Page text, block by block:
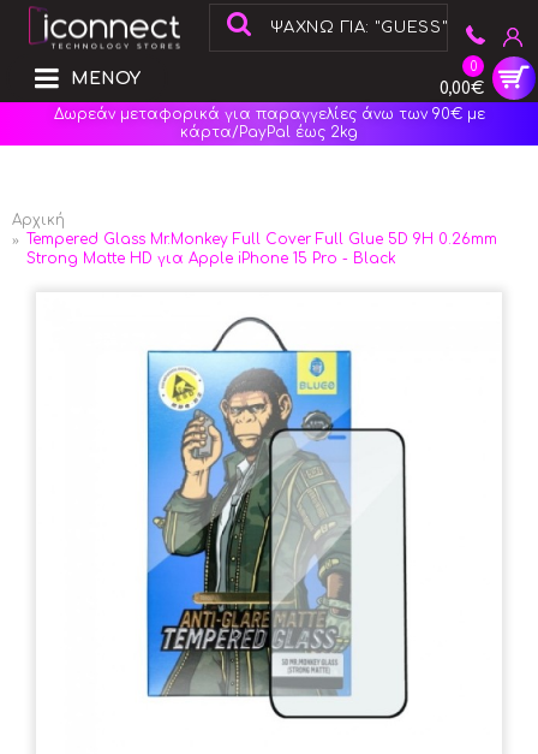
0
0,00€
ΜΕΝΟΥ
Δωρεάν μεταφορικά για παραγγελίες άνω των 90€ με
κάρτα/PayPal έως 2kg
Αρχική
Tempered Glass Mr.Monkey Full Cover Full Glue 5D 9H 0.26mm
Strong Matte HD για Apple iPhone 15 Pro - Black